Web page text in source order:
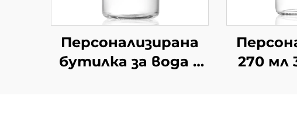
Персонализирана
бутилка за вода с
270 мл